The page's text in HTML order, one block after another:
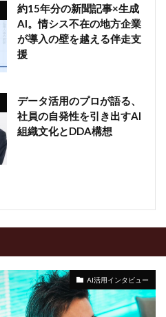
約15年分の新聞記事×生成
AI。情シス不在の地方企業
が導入の壁を越える伴走支
援
データ活用のプロが語る、
社員の自発性を引き出すAI
組織文化とDDA構想
AI活用インタビュー